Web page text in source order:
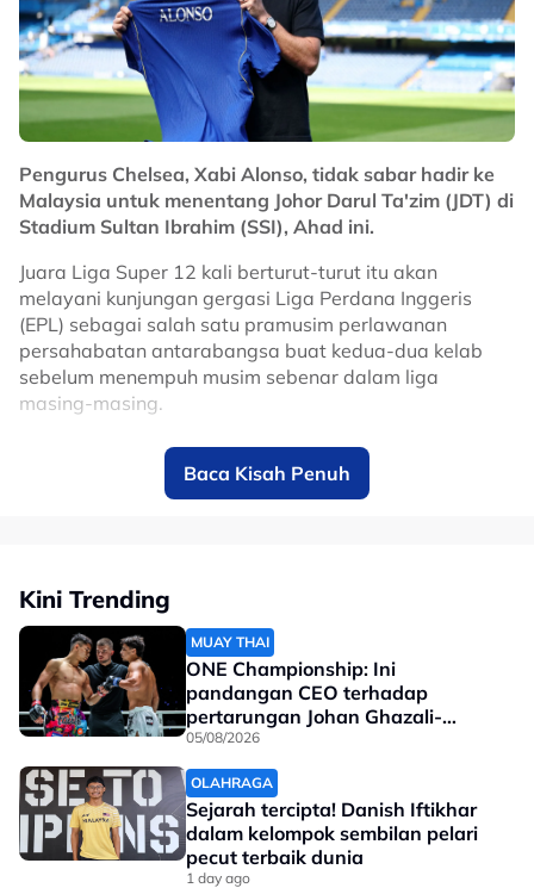
Kepada semua ibu-ibu di luar sana, termasuk saya
sendiriwe got this!
No node context available.
Related Topics
#bola sepak
Pengurus Chelsea, Xabi Alonso, tidak sabar hadir ke
Malaysia untuk menentang Johor Darul Ta'zim (JDT) di
Stadium Sultan Ibrahim (SSI), Ahad ini.
Juara Liga Super 12 kali berturut-turut itu akan
melayani kunjungan gergasi Liga Perdana Inggeris
(EPL) sebagai salah satu pramusim perlawanan
persahabatan antarabangsa buat kedua-dua kelab
sebelum menempuh musim sebenar dalam liga
masing-masing.
Bekas bintang Liverpool itu teruja untuk melihat
keupayaan anak buahnya menentang Harimau Selatan
di hadapan peminat tempatan.
mempunyai hubungan baik dengan Ketua Pegawai
Eksekutif (CEO), JDT, Luis Garcia.
Tonton penuh:
Baca Kisah Penuh
Kini Trending
MUAY THAI
ONE Championship: Ini
pandangan CEO terhadap
pertarungan Johan Ghazali-
Ramadan Ondash
05/08/2026
OLAHRAGA
Sejarah tercipta! Danish Iftikhar
dalam kelompok sembilan pelari
pecut terbaik dunia
1 day ago